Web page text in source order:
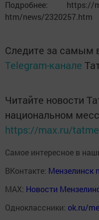
Подробнее:
htm/news/2320257.htm
Следите за самым
Telegram-канале
Читайте новости
национальном
https://max.ru/
Самое интересное в
ВКонтакте: Мензелинск
MAX: Новости
Одноклассники: ok.ru/